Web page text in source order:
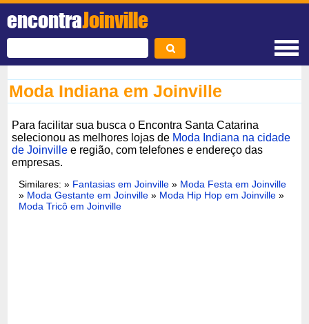
encontraJoinville
Moda Indiana em Joinville
Para facilitar sua busca o Encontra Santa Catarina
selecionou as melhores lojas de Moda Indiana na cidade
de Joinville e região, com telefones e endereço das
empresas.
Similares: » Fantasias em Joinville » Moda Festa em Joinville
» Moda Gestante em Joinville » Moda Hip Hop em Joinville »
Moda Tricô em Joinville